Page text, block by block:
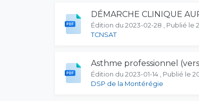
DÉMARCHE CLINIQUE
Édition du 2023-02-28 , Publié le
TCNSAT
Asthme professionnel
Édition du 2023-01-14 , Publié le
DSP de la Montérégie